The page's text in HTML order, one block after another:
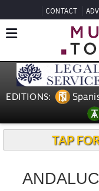
CONTACT
EDITIONS:
TAP